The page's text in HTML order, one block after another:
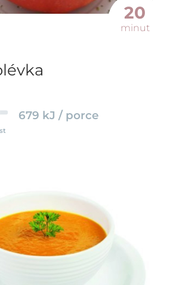
20
minut
679 kJ / porce